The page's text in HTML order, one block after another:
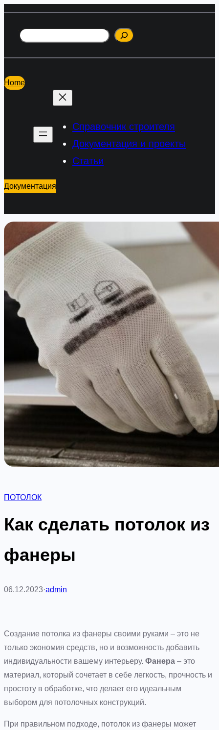
содержимому
Поиск
Home
Справочник строителя
Документация и проекты
Статьи
Документация
ПОТОЛОК
Как сделать потолок из
фанеры
06.12.2023·admin
Создание потолка из фанеры своими руками – это не
только экономия средств, но и возможность добавить
индивидуальности вашему интерьеру. Фанера – это
материал, который сочетает в себе легкость, прочность и
простоту в обработке, что делает его идеальным
выбором для потолочных конструкций.
При правильном подходе, потолок из фанеры может